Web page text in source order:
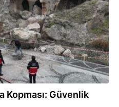
Kopması: Güvenlik